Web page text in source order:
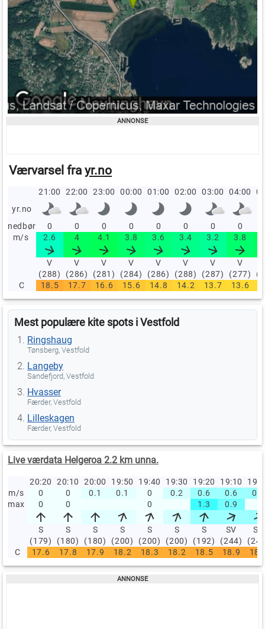
Værvarsel fra yr.no
21:00 22:00 23:00 00:00 01:00 02:00 03:00 04:00
yr.no
nedbør
0 0 0 0 0 0 0 0
m/s
2.6 4 4.1 3.8 3.6 3.4 3.2 3.8
V
(288)
V
(286)
V
(281)
V
(284)
V
(286)
V
(288)
V
(287)
V
(277)
C
18.5 17.7 16.6 15.6 14.8 14.2 13.7 13.6
Mest populære kite spots i Vestfold
Ringshaug
Tønsberg, Vestfold
Langeby
Sandefjord, Vestfold
Hvasser
Færder, Vestfold
Lilleskagen
Færder, Vestfold
Live værdata Helgeroa 2.2 km unna.
20:20 20:10 20:00 19:50 19:40 19:30 19:20 19:10
m/s
0 0 0.1 0.1 0 0.2 0.6 0.6
0.6
max
0 0 0 1.3 0.9
S
(179)
S
(180)
S
(180)
S
(200)
S
(200)
S
(200)
S
(192)
SV
(244)
SV
C
17.6 17.8 17.9 18.2 18.3 18.2 18.5 18.9